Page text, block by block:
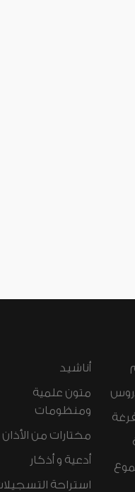
أناشيد
متون علمية
ومنظومات
مختارات من الأذان
أدعية و أذكار
استراحة